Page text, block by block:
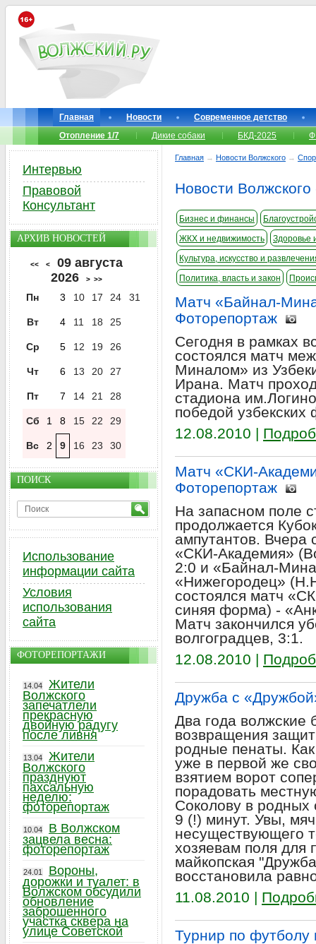
Главная Новости
Современное детство
Отопление 1/7
Дикие собаки БКД-2025
Главная → Новости Волжского →
Новости
Бизнес и финансы
ЖКХ и недвижимость
Здоровье
Культура, искусство и
Политика, власть и закон
Матч «Байнал-
Фоторепортаж
Сегодня в рамках
состоялся матч
Миналом» из
Ирана. Матч
стадиона
победой узбекских
12.08.2010 |
Матч «СКИ-
Фоторепортаж
На запасном поле
продолжается
ампутантов. Вчера
«СКИ-Академия»
2:0 и «Байнал-
«Нижегородец»
состоялся матч
синяя форма) -
Матч закончился
волгоградцев, 3:1.
12.08.2010 |
Дружба с
Два года волжские
возвращения
родные пенаты.
уже в первой же
взятием ворот
порадовать
Соколову в родных
9 (!) минут. Увы,
несуществующего
хозяевам поля для
майкопская
восстановила
11.08.2010 |
Турнир по футболу
Интервью
Правовой
Консультант
АРХИВ НОВОСТЕЙ
<< <
09 августа
2026
> >>
Пн 3 10 17 24 31
Вт 4 11 18 25
Ср 5 12 19 26
Чт 6 13 20 27
Пт 7 14 21 28
Сб 1 8 15 22 29
Вс 2 9 16 23 30
ПОИСК
Использование
информации сайта
Условия
использования
сайта
ФОТОРЕПОРТАЖИ
14.04
Жители
Волжского
запечатлели
прекрасную
двойную радугу
после ливня
13.04
Жители
Волжского
празднуют
пахсальную
неделю:
фоторепортаж
10.04
В Волжском
зацвела весна:
фоторепортаж
24.01
Вороны,
дорожки и туалет: в
Волжском обсудили
обновление
заброшенного
участка сквера на
улице Советской